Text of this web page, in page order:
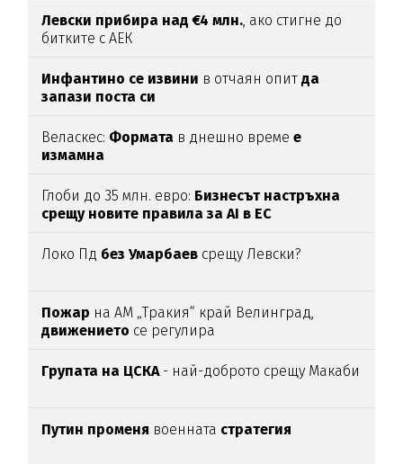
Левски прибира над €4 млн. , ако стигне до
битките с АЕК
Инфантино се извини в отчаян опит да
запази поста си
Веласкес: Формата в днешно времее
измамна
Глоби до 35 млн. евро: Бизнесът настръхна
срещу новите правила за AI в ЕС
Локо Пд без Умарбаев срещу Левски?
Пожар на АМ „Тракия“ край Велинград,
движението се регулира
Групата на ЦСКА- най-доброто срещу Макаби
Путин променя военната стратегия